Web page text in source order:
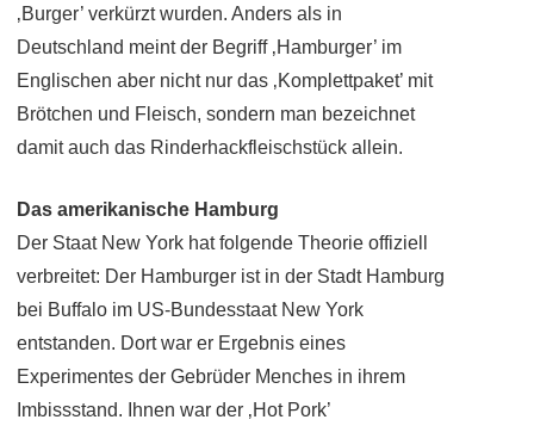
‚Burger’ verkürzt wurden. Anders als in
Deutschland meint der Begriff ‚Hamburger’ im
Englischen aber nicht nur das ‚Komplettpaket’ mit
Brötchen und Fleisch, sondern man bezeichnet
damit auch das Rinderhackfleischstück allein.
Das amerikanische Hamburg
Der Staat New York hat folgende Theorie offiziell
verbreitet: Der Hamburger ist in der Stadt Hamburg
bei Buffalo im US-Bundesstaat New York
entstanden. Dort war er Ergebnis eines
Experimentes der Gebrüder Menches in ihrem
Imbissstand. Ihnen war der ‚Hot Pork’